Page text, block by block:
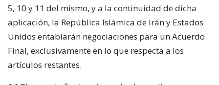
5, 10 y 11 del mismo, y a la continuidad de dicha
aplicación, la República Islámica de Irán y Estados
Unidos entablarán negociaciones para un Acuerdo
Final, exclusivamente en lo que respecta a los
artículos restantes.